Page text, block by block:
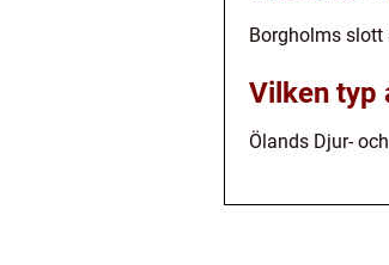
Borgholms slott
Vilken typ
Ölands Djur-